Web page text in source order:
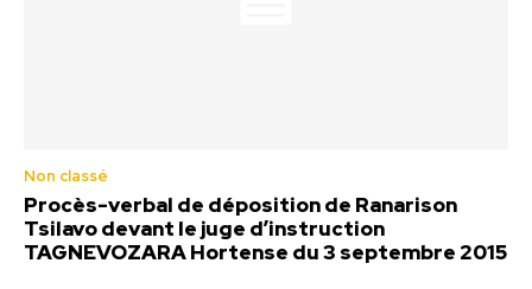
Non classé
Procès-verbal de déposition de Ranarison
Tsilavo devant le juge d’instruction
TAGNEVOZARA Hortense du 3 septembre 2015